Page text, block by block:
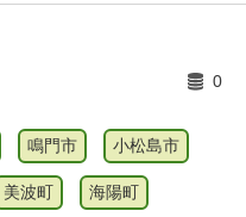
0
鳴門市 小松島市
美波町 海陽町